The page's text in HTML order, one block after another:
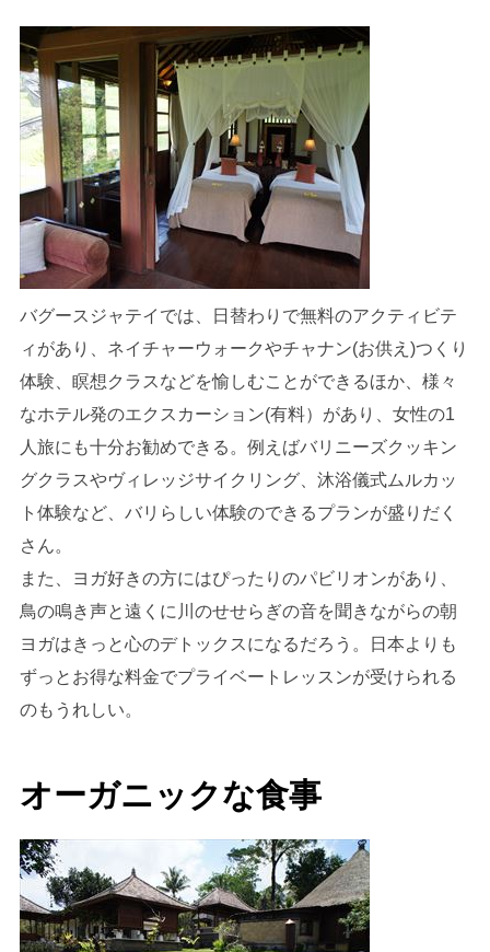
バグースジャテイでは、日替わりで無料のアクティビテ
ィがあり、ネイチャーウォークやチャナン(お供え)つくり
体験、瞑想クラスなどを愉しむことができるほか、様々
なホテル発のエクスカーション(有料）があり、女性の1
人旅にも十分お勧めできる。例えばバリニーズクッキン
グクラスやヴィレッジサイクリング、沐浴儀式ムルカッ
ト体験など、バリらしい体験のできるプランが盛りだく
さん。
また、ヨガ好きの方にはぴったりのパビリオンがあり、
鳥の鳴き声と遠くに川のせせらぎの音を聞きながらの朝
ヨガはきっと心のデトックスになるだろう。日本よりも
ずっとお得な料金でプライベートレッスンが受けられる
のもうれしい。
オーガニックな食事